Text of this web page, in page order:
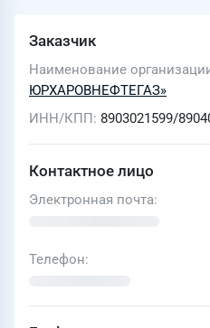
Заказчик
Наименование
ЮРХАРОВНЕФТЕГАЗ»
ИНН/КПП 8903021599/
Контактное лицо
Электронная почта
Телефон